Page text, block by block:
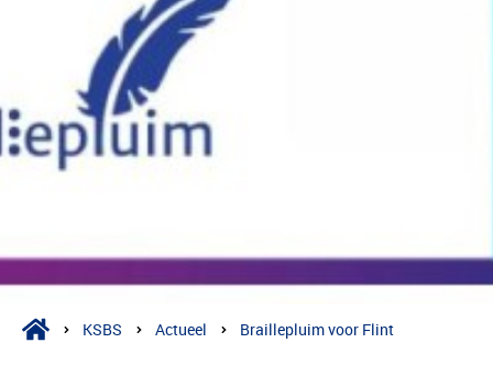
KSBS Actueel Braillepluim voor Flint